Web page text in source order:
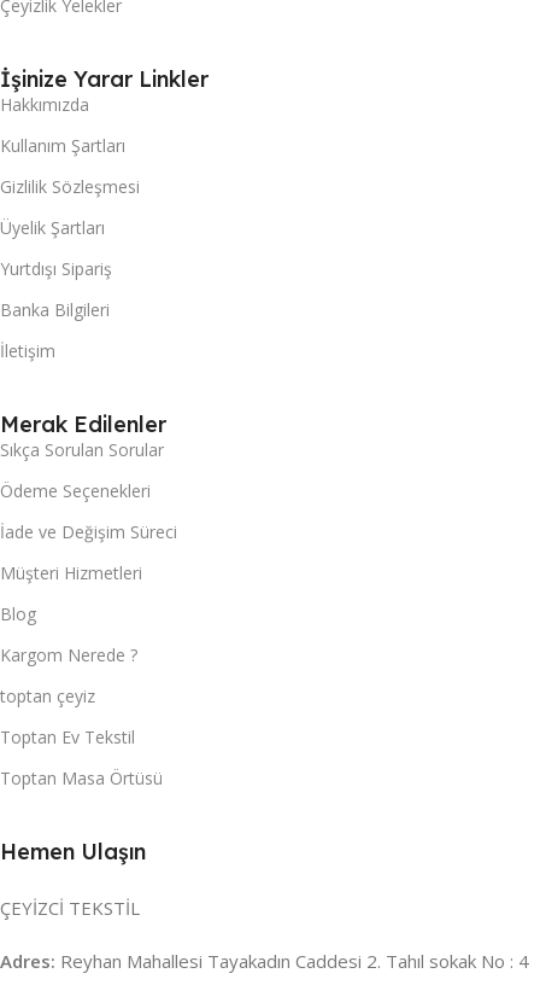
Çeyizlik Yelekler
İşinize Yarar Linkler
Hakkımızda
Kullanım Şartları
Gizlilik Sözleşmesi
Üyelik Şartları
Yurtdışı Sipariş
Banka Bilgileri
İletişim
Merak Edilenler
Sıkça Sorulan Sorular
Ödeme Seçenekleri
İade ve Değişim Süreci
Müşteri Hizmetleri
Blog
Kargom Nerede ?
toptan çeyiz
Toptan Ev Tekstil
Toptan Masa Örtüsü
Hemen Ulaşın
ÇEYİZCİ TEKSTİL
Adres: Reyhan Mahallesi Tayakadın Caddesi 2. Tahıl sokak No : 4